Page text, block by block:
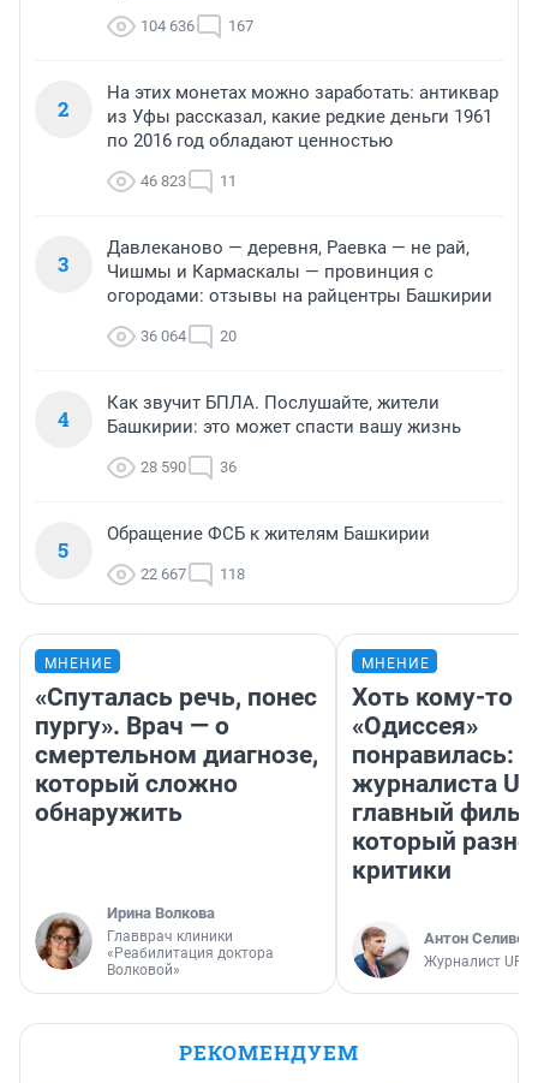
104 636 167
2
На этих монетах можно заработать: антиквар
из Уфы рассказал, какие редкие деньги 1961
по 2016 год обладают ценностью
46 823 11
3
Давлеканово — деревня, Раевка — не рай,
Чишмы и Кармаскалы — провинция с
огородами: отзывы на райцентры Башкирии
36 064 20
4
Как звучит БПЛА. Послушайте, жители
Башкирии: это может спасти вашу жизнь
28 590 36
5
Обращение ФСБ к жителям Башкирии
22 667 118
МНЕНИЕ
«Спуталась речь, понес
пургу». Врач — о
смертельном диагнозе,
который сложно
обнаружить
Ирина Волкова
Главврач клиники
«Реабилитация доктора
Волковой»
МНЕНИЕ
Хоть кому-то
«Одиссея»
понравилась:
журналиста
главный
который
критики
Антон
Журналист
РЕКОМЕНДУЕМ